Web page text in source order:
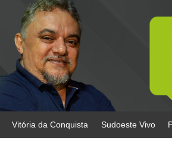
Vitória da Conquista Sudoeste Vivo